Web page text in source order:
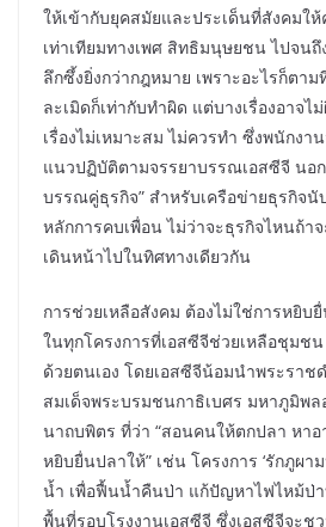
ให้เข้ากับยุคสมัยและประเด็นที่สังคมใ
เท่าเทียมทางเพศ สิทธิมนุษยชน ไปจน
ลึกซึ้งยิ่งกว่ากฎหมาย เพราะอะไรก็ตา
ละเมิดก็เท่ากับทำผิด แต่บางเรื่องอาจ
เรื่องไม่เหมาะสม ไม่ควรทำ ซึ่งพนักงา
แนวปฏิบัติตามจรรยาบรรณเอสซีจี นอก
บรรณคู่ธุรกิจ” สำหรับเครือข่ายธุรกิจนั
หลักการคบเพื่อน ไม่ว่าจะธุรกิจไหนถ้า
เดินหน้าไปในทิศทางเดียวกัน
การช่วยเหลือสังคม ต้องไม่ใช่การหยิบ
ในทุกโครงการที่เอสซีจีช่วยเหลือชุมช
ด้วยตนเอง โดยเอสซีจีน้อมนำพระราช
สมเด็จพระบรมชนกาธิเบศร มหาภูมิพ
นาถบพิตร ที่ว่า “สอนคนให้ตกปลา หาอ
หยิบยื่นปลาให้” เช่น โครงการ ‘รักภูผา
น้ำ เพื่อฟื้นน้ำคืนป่า แก้ปัญหาไฟไหม้ป่า
พื้นที่รอบโรงงานเอสซีจี ซึ่งเอสซีจีจะ